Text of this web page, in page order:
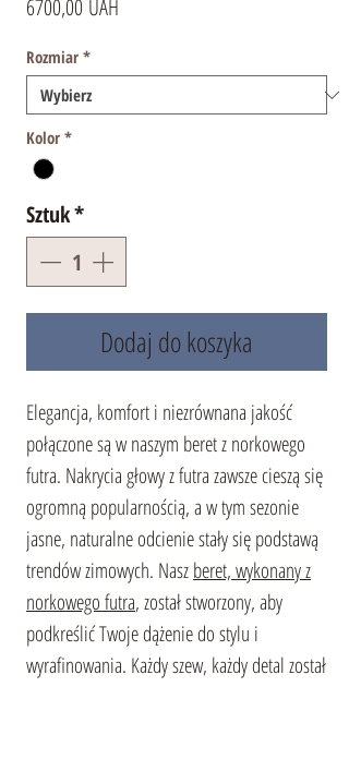
6700,00 UAH
Rozmiar *
Kolor *
Sztuk*
Dodaj do koszyka
Elegancja, komfort i niezrównana jakość
połączone są w naszym beret z norkowego
futra. Nakrycia głowy z futra zawsze cieszą się
ogromną popularnością, a w tym sezonie
jasne, naturalne odcienie stały się podstawą
trendów zimowych. Naszberet, wykonany z
norkowego futra, został stworzony, aby
podkreślić Twoje dążenie do stylu i
wyrafinowania. Każdy szew, każdy detal został